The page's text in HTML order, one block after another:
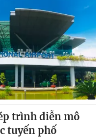
trình diễn mô
tuyến phố